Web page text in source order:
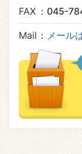
FAX 045-
Mail メール